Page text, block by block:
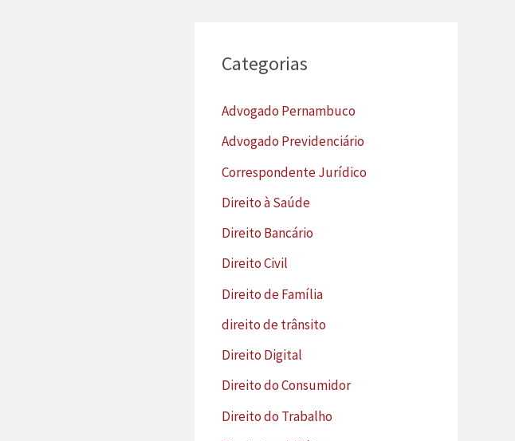
Categorias
Advogado Pernambuco
Advogado Previdenciário
Correspondente Jurídico
Direito à Saúde
Direito Bancário
Direito Civil
Direito de Família
direito de trânsito
Direito Digital
Direito do Consumidor
Direito do Trabalho